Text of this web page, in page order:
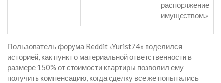
распоряжение
имуществом.»
Пользователь форума Reddit «Yurist74» поделился
историей, как пункт о материальной ответственности в
размере 150% от стоимости квартиры позволил ему
получить компенсацию, когда сделку все же попытались